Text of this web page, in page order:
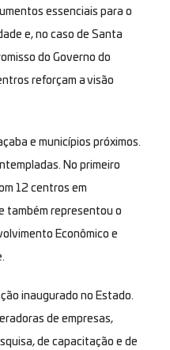
essenciais para o
e, no caso de Santa
do Governo do
reforçam a visão
e municípios próximos.
No primeiro
12 centros em
também representou o
Econômico e
inaugurado no Estado.
de empresas,
de capacitação e de